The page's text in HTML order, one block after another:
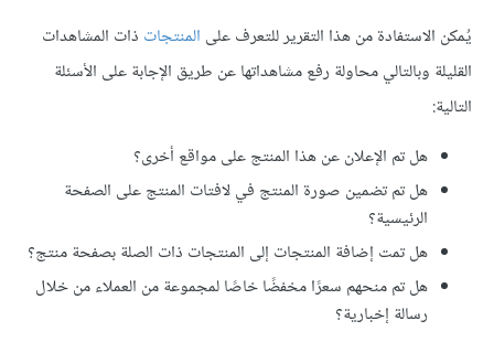
يُمكن الاستفادة من هذا التقرير للتعرف على المنتجات ذات المشاهدات
القليلة وبالتالي محاولة رفع مشاهداتها عن طريق الإجابة على الأسئلة
التالية:
هل تم الإعلان عن هذا المنتج على مواقع أخرى؟
هل تم تضمين صورة المنتج في لافتات المنتج على الصفحة
الرئيسية؟
هل تمت إضافة المنتجات إلى المنتجات ذات الصلة بصفحة منتج؟
هل تم منحهم سعرًا مخفضًا خاصًا لمجموعة من العملاء من خلال
رسالة إخبارية؟